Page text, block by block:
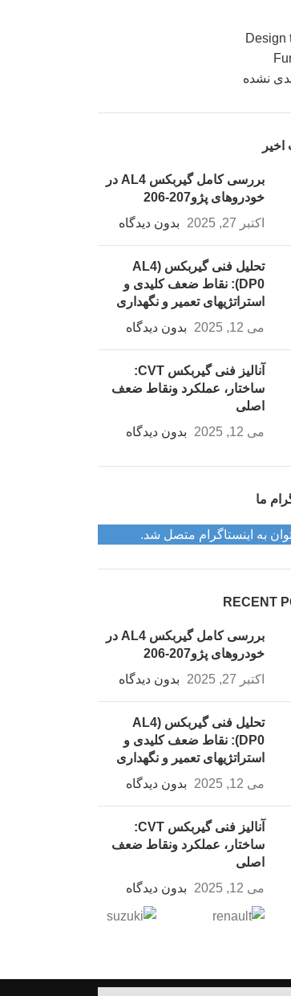
Design
نشده
اخیر
بررسی کامل گیربکس AL4 در
خودروهای پژو207-206
اکتبر 27, 2025
بدون دیدگاه
تحلیل فنی گیربکس (AL4
(DP0: نقاط ضعف کلیدی و
استراتژیهای تعمیر و نگهداری
می 12, 2025
بدون دیدگاه
آنالیز فنی گیربکس CVT:
ساختار، عملکرد ونقاط ضعف
اصلی
می 12, 2025
بدون دیدگاه
ما
به اینستاگرام متصل شد.
RECENT
بررسی کامل گیربکس AL4 در
خودروهای پژو207-206
اکتبر 27, 2025
بدون دیدگاه
تحلیل فنی گیربکس (AL4
(DP0: نقاط ضعف کلیدی و
استراتژیهای تعمیر و نگهداری
می 12, 2025
بدون دیدگاه
آنالیز فنی گیربکس CVT:
ساختار، عملکرد ونقاط ضعف
اصلی
می 12, 2025
بدون دیدگاه